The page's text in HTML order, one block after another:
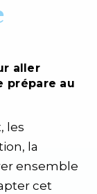
aller
prépare au
les
la
ensemble
cet